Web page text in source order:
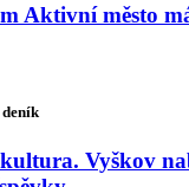
Aktivní město
deník
Vyškov